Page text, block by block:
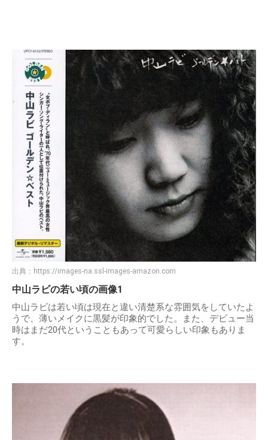
出典： https://images-na.ssl-images-amazon.com
中山ラビの若い頃の画像1
中山ラビは若い頃は現在と違い清楚系な雰囲気をしていたよ
うで、薄いメイクに黒髪が印象的でした。また、デビュー当
時はまだ20代ということもあって可愛らしい印象もありま
す。